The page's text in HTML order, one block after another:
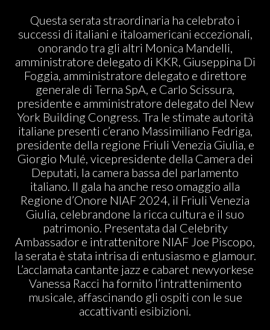
Questa serata straordinaria ha celebrato i
successi di italiani e italoamericani eccezionali,
onorando tra gli altri Monica Mandelli,
amministratore delegato di KKR, Giuseppina Di
Foggia, amministratore delegato e direttore
generale di Terna SpA, e Carlo Scissura,
presidente e amministratore delegato del New
York Building Congress. Tra le stimate autorità
italiane presenti c’erano Massimiliano Fedriga,
presidente della regione Friuli Venezia Giulia, e
Giorgio Mulé, vicepresidente della Camera dei
Deputati, la camera bassa del parlamento
italiano. Il gala ha anche reso omaggio alla
Regione d’Onore NIAF 2024, il Friuli Venezia
Giulia, celebrandone la ricca cultura e il suo
patrimonio. Presentata dal Celebrity
Ambassador e intrattenitore NIAF Joe Piscopo,
la serata è stata intrisa di entusiasmo e glamour.
L’acclamata cantante jazz e cabaret newyorkese
Vanessa Racci ha fornito l’intrattenimento
musicale, affascinando gli ospiti con le sue
accattivanti esibizioni.